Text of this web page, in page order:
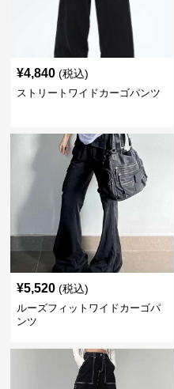
¥4,840 (税込)
ストリートワイドカーゴパンツ
¥5,520 (税込)
ルーズフィットワイドカーゴパ
ンツ